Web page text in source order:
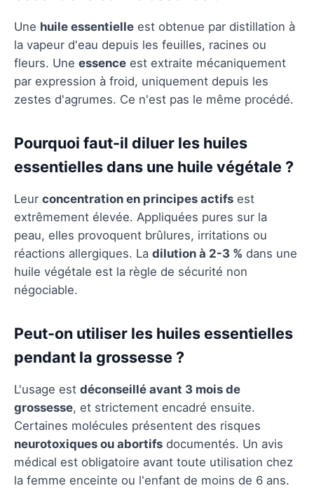
Une huile essentielle est obtenue par distillation à
la vapeur d'eau depuis les feuilles, racines ou
fleurs. Une essence est extraite mécaniquement
par expression à froid, uniquement depuis les
zestes d'agrumes. Ce n'est pas le même procédé.
Pourquoi faut-il diluer les huiles
essentielles dans une huile végétale ?
Leur concentration en principes actifs est
extrêmement élevée. Appliquées pures sur la
peau, elles provoquent brûlures, irritations ou
réactions allergiques. La dilution à 2-3 % dans une
huile végétale est la règle de sécurité non
négociable.
Peut-on utiliser les huiles essentielles
pendant la grossesse ?
L'usage est déconseillé avant 3 mois de
grossesse, et strictement encadré ensuite.
Certaines molécules présentent des risques
neurotoxiques ou abortifs documentés. Un avis
médical est obligatoire avant toute utilisation chez
la femme enceinte ou l'enfant de moins de 6 ans.